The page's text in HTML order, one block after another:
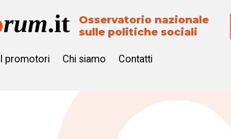
Osservatorio nazionale
sulle politiche sociali
I promotori Chi siamo Contatti